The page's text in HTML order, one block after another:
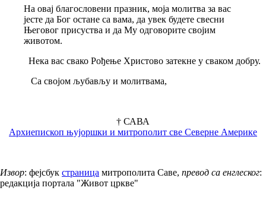
На овај благословени празник, моја молитва за вас
јесте да Бог остане са вама, да увек будете свесни
Његовог присуства и да Му одговорите својим
животом.
Нека вас свако Рођење Христово затекне у сваком добру.
Са својом љубављу и молитвама,
† САВА
Архиепископ њујоршки и митрополит све Северне Америке
Извор: фејсбук страница митрополита Саве, превод са енглеског:
редакција портала "Живот цркве"